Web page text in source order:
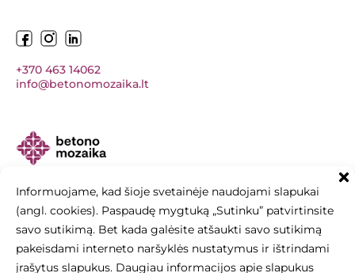
Informuojame, kad šioje svetainėje naudojami slapukai
(angl. cookies). Paspaudę mygtuką „Sutinku” patvirtinsite
savo sutikimą. Bet kada galėsite atšaukti savo sutikimą
pakeisdami interneto naršyklės nustatymus ir ištrindami
įrašytus slapukus. Daugiau informacijos apie slapukus
+370 463 14062
info@betonomozaika.lt
Šios svetainės turinys, tekstai, nuotraukos
yra Betono mozaika nuosavybė, be raštiško sutikimo
draudžiama kopijuoti, naudoti ir platinti.
Svetainę sukūrė: elnis.lt